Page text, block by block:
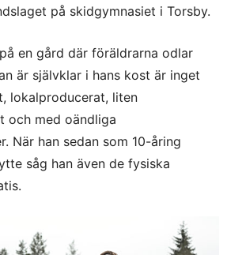
på skidgymnasiet i Torsby.
en gård där föräldrarna odlar
är självklar i hans kost är inget
lokalproducerat, liten
och med oändliga
När han sedan som 10-åring
såg han även de fysiska